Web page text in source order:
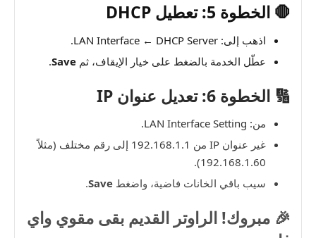
🛑 الخطوة 5: تعطيل DHCP
اذهب إلى: LAN Interface ← DHCP Server.
عطّل الخدمة بالضغط على خيار الإيقاف، ثم Save
.
🔢 الخطوة 6: تعديل عنوان IP
من: LAN Interface Setting.
غير عنوان IP من 192.168.1.1 إلى رقم مختلف (مثلاً
192.168.1.60).
سيب باقي الخانات فاضية، واضغط Save
.
🎉 مبروك! الراوتر القديم بقى مقوي واي